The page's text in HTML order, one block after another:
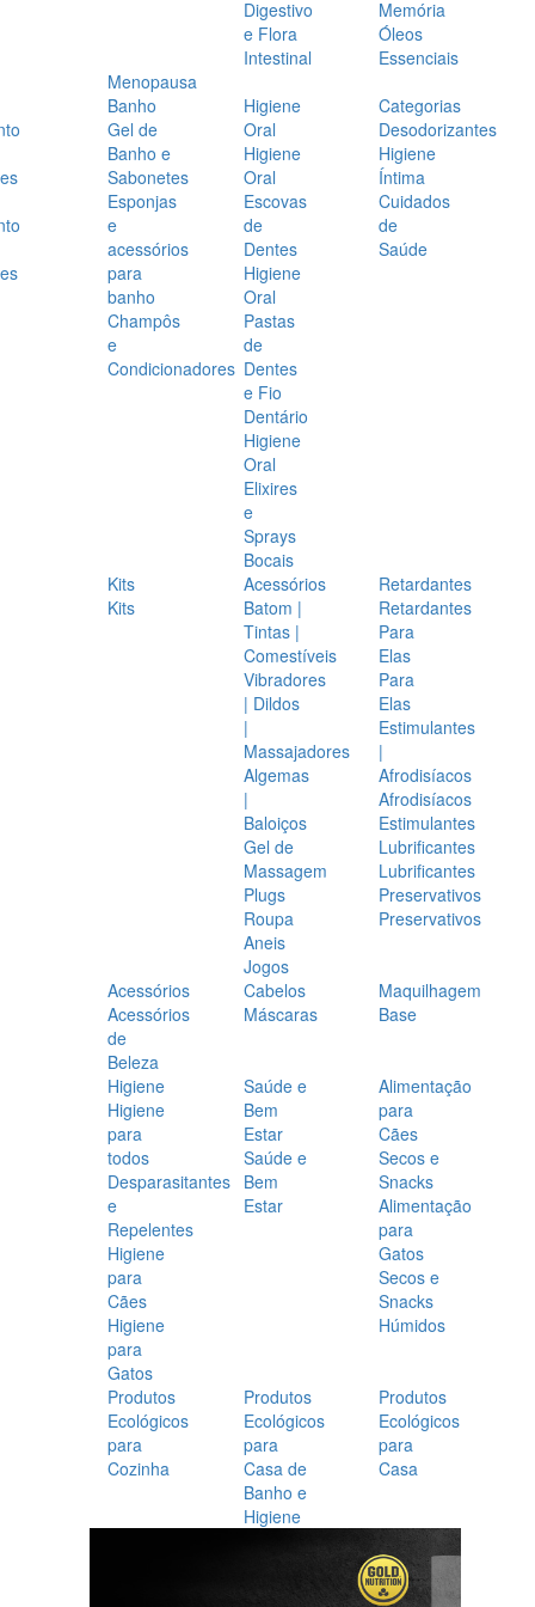
Digestivo
e Flora
Intestinal
Memória
Óleos
Essenciais
Menopausa
Banho
Gel de
Banho e
Sabonetes
Esponjas
e
acessórios
para
banho
Champôs
e
Condicionadores
Higiene
Oral
Higiene
Oral
Escovas
de
Dentes
Higiene
Oral
Pastas
de
Dentes
e Fio
Dentário
Higiene
Oral
Elixires
e
Sprays
Bocais
Categorias
Desodorizantes
Higiene
Íntima
Cuidados
de
Saúde
Kits
Kits
Acessórios
Batom |
Tintas |
Comestíveis
Vibradores
| Dildos
|
Massajadores
Algemas
|
Baloiços
Gel de
Massagem
Plugs
Roupa
Aneis
Jogos
Retardantes
Retardantes
Para
Elas
Para
Elas
Estimulantes
|
Afrodisíacos
Afrodisíacos
Estimulantes
Lubrificantes
Lubrificantes
Preservativos
Preservativos
Acessórios
Acessórios
de
Beleza
Cabelos
Máscaras
Maquilhagem
Base
Higiene
Higiene
para
todos
Desparasitantes
e
Repelentes
Higiene
para
Cães
Higiene
para
Gatos
Saúde e
Bem
Estar
Saúde e
Bem
Estar
Alimentação
para
Cães
Secos e
Snacks
Alimentação
para
Gatos
Secos e
Snacks
Húmidos
Produtos
Ecológicos
para
Cozinha
Produtos
Ecológicos
para
Casa de
Banho e
Higiene
Produtos
Ecológicos
para
Casa